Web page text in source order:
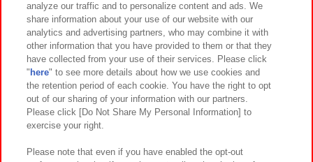
イベント・キャンペーン
関連会社 サステナビリティ サイトポリシー
プライバシーポリシー ウェブアクセシビリティ方針と検証結果
お取引先さまとともに
カスタマーハラスメント対応方針 よくあるご質問・お問い合わせ
analyze our traffic and to personalize content and ads. We
share information about your use of our website with our
analytics and advertising partners, who may combine it with
other information that you have provided to them or that they
have collected from your use of their services. Please click
" here" to see more details about how we use cookies and
the retention period of each cookie. You have the right to opt
out of our sharing of your information with our partners.
Please click [Do Not Share My Personal Information] to
exercise your right.
Please note that even if you have enabled the opt-out